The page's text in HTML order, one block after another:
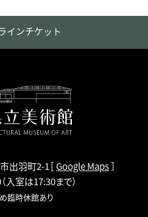
インチケット
出羽町2-1［Google Maps］
（入室は17:30まで）
臨時休館あり